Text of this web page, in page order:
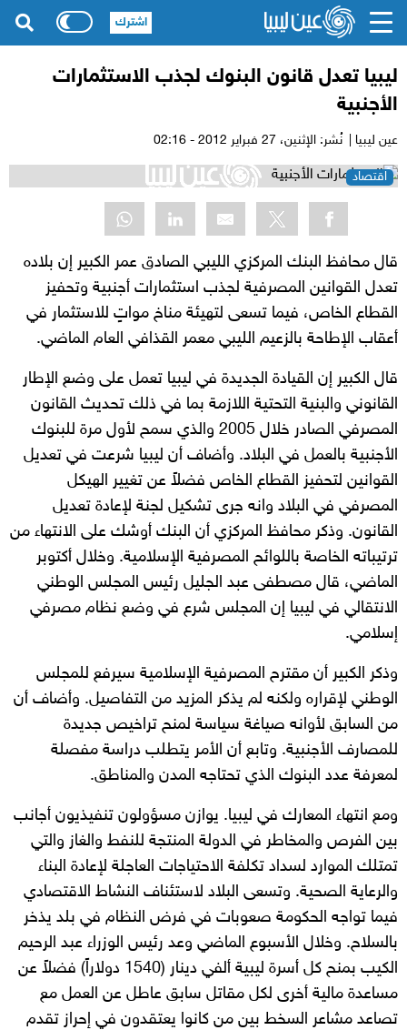
ليبيا تعدل قانون البنوك لجذب الاستثمارات
الأجنبية
عين ليبيا | نُشر: الإثنين،
اقتصاد
قال محافظ البنك المركزي الليبي الصادق عمر الكبير إن بلاده
تعدل القوانين المصرفية لجذب استثمارات أجنبية وتحفيز
القطاع الخاص، فيما تسعى لتهيئة مناخ مواتٍ للاستثمار في
أعقاب الإطاحة بالزعيم الليبي معمر القذافي العام الماضي.
قال الكبير إن القيادة الجديدة في ليبيا تعمل على وضع الإطار
القانوني والبنية التحتية اللازمة بما في ذلك تحديث القانون
المصرفي الصادر خلال 2005 والذي سمح لأول مرة للبنوك
الأجنبية بالعمل في البلاد. وأضاف أن ليبيا شرعت في تعديل
القوانين لتحفيز القطاع الخاص فضلاً عن تغيير الهيكل
المصرفي في البلاد وانه جرى تشكيل لجنة لإعادة تعديل
القانون. وذكر محافظ المركزي أن البنك أوشك على الانتهاء من
ترتيباته الخاصة باللوائح المصرفية الإسلامية. وخلال أكتوبر
الماضي، قال مصطفى عبد الجليل رئيس المجلس الوطني
الانتقالي في ليبيا إن المجلس شرع في وضع نظام مصرفي
إسلامي.
وذكر الكبير أن مقترح المصرفية الإسلامية سيرفع للمجلس
الوطني لإقراره ولكنه لم يذكر المزيد من التفاصيل. وأضاف أن
من السابق لأوانه صياغة سياسة لمنح تراخيص جديدة
للمصارف الأجنبية. وتابع أن الأمر يتطلب دراسة مفصلة
لمعرفة عدد البنوك الذي تحتاجه المدن والمناطق.
ومع انتهاء المعارك في ليبيا. يوازن مسؤولون تنفيذيون أجانب
بين الفرص والمخاطر في الدولة المنتجة للنفط والغاز والتي
تمتلك الموارد لسداد تكلفة الاحتياجات العاجلة لإعادة البناء
والرعاية الصحية. وتسعى البلاد لاستئناف النشاط الاقتصادي
فيما تواجه الحكومة صعوبات في فرض النظام في بلد يذخر
بالسلاح. وخلال الأسبوع الماضي وعد رئيس الوزراء عبد الرحيم
الكيب بمنح كل أسرة ليبية ألفي دينار (1540 دولاراً) فضلاً عن
مساعدة مالية أخرى لكل مقاتل سابق عاطل عن العمل مع
تصاعد مشاعر السخط بين من كانوا يعتقدون في إحراز تقدم
اشترك